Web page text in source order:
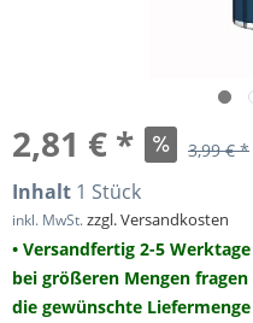
2,81 € * 3,99 € *
Inhalt 1 Stück
inkl. MwSt.zzgl. Versandkosten
• Versandfertig 2-5 Werktage
bei größeren Mengen
die gewünschte